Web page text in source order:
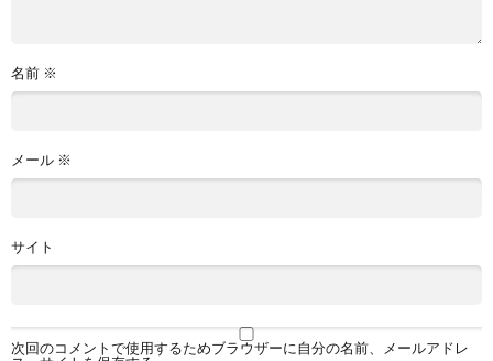
名前 ※
メール ※
サイト
次回のコメントで使用するためブラウザーに自分の名前、メールアドレ